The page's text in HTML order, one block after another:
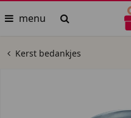
menu
Kerst bedankjes